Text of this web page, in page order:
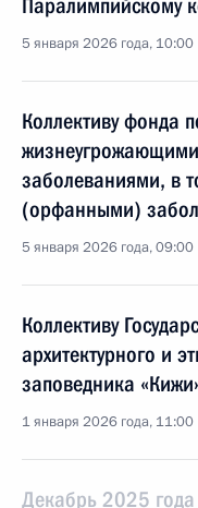
Паралимпийскому
5 января 2026 года, 10:00
Коллективу фонда
заболеваниями, в
(орфанными)
5 января 2026 года, 09:00
Коллективу
архитектурного и
заповедника
1 января 2026 года, 11:00
Декабрь 2025 года